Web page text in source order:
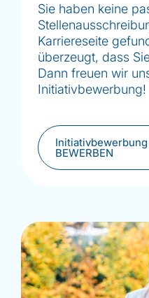
Sie haben keine
Karriereseite
überzeugt, dass
Dann freuen wir
Initiativbewerbung!
BEWERBEN